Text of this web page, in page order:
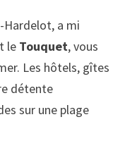
Hardelot, a mi
le Touquet, vous
Les hôtels, gîtes
détente
sur une plage